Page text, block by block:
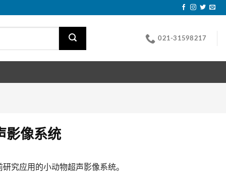
021-31598217
影像系统
究应用的小动物超声影像系统。